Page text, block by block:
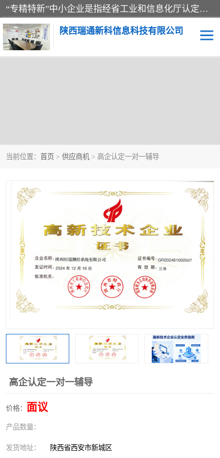
“专精特新”中小企业是指经省工业和信息化厅认定，专注于细分市场、掌握关键核心技术、创新能力强、市场占有率高、质量效益优，在专业化、精细化、特色化、新颖化等方面表现突出的中小企业。
陕西瑞通新科信息科技有限公司
当前位置： 首页 > 供应商机 > 高企认定一对一辅导
高企认定一对一辅导
价格： 面议
产品数量：
发货地址： 陕西省西安市新城区